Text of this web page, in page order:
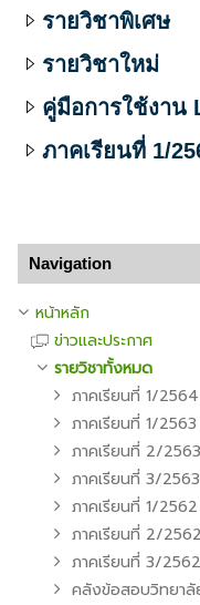
รายวิชาพิเศษ
รายวิชาใหม่
คู่มือการใช้งาน
ภาคเรียนที่ 1/
Navigation
หน้าหลัก
ข่าวและประกาศ
รายวิชาทั้งหมด
ภาคเรียนที่ 1/2564
ภาคเรียนที่ 1/2563
ภาคเรียนที่ 2/2563
ภาคเรียนที่ 3/2563
ภาคเรียนที่ 1/2562
ภาคเรียนที่ 2/2562
ภาคเรียนที่ 3/2562
คลังข้อสอบวิทยาลั